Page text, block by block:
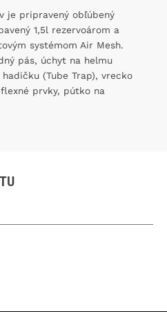
je pripravený obľúbený
1,5l rezervoárom a
systémom Air Mesh.
pás, úchyt na helmu
(Tube Trap), vrecko
prvky, pútko na